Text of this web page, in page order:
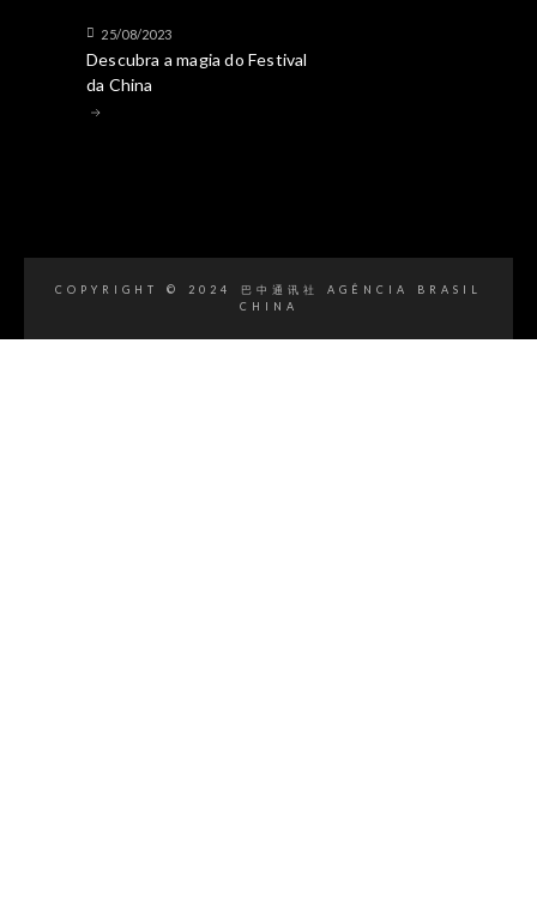
25/08/2023
Descubra a magia do Festival
da China
COPYRIGHT © 2024 巴中通讯社 AGÊNCIA BRASIL
CHINA